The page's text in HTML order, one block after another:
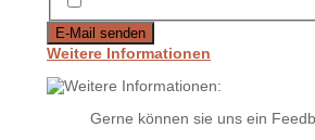
E-Mail senden
Weitere Informationen
Gerne können sie uns ein